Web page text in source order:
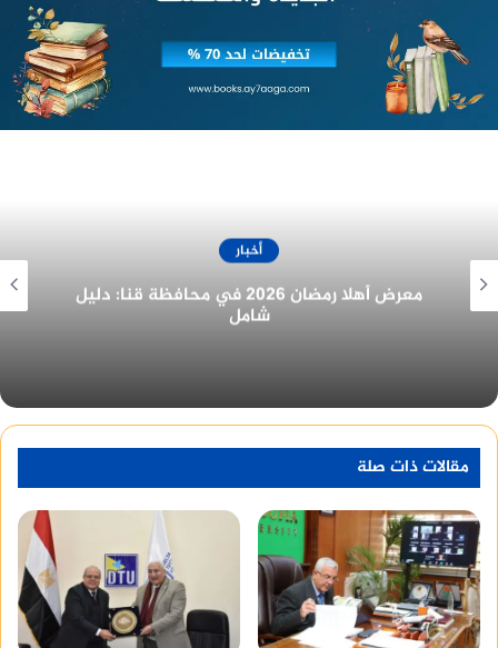
واشاد الدكتور ايمن عميرة، عميد الكلية بالمجهود
العظيم الذى بذله أعضاء هيئة التدريس مؤكدا على
أهمية استمرار العمل والتطور بالكلية، لتحقيق مراكز
على مستوى جميع الجامعات.
أخبار
غرفة المنيا التجارية تُهنئ الرئيس السيسي
بمناسبة الولاية الجديدة
مقالات ذات صلة